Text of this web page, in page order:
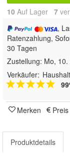
10 Auf Lager 7
,
Ratenzahlung,
30 Tagen
Zustellung: Mo,
Verkäufer:
Merken
Produktdetails